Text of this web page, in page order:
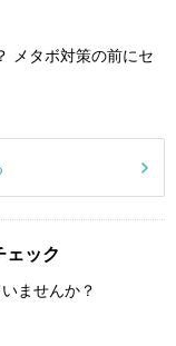
メタボ対策の前にセ
ェック
ませんか？